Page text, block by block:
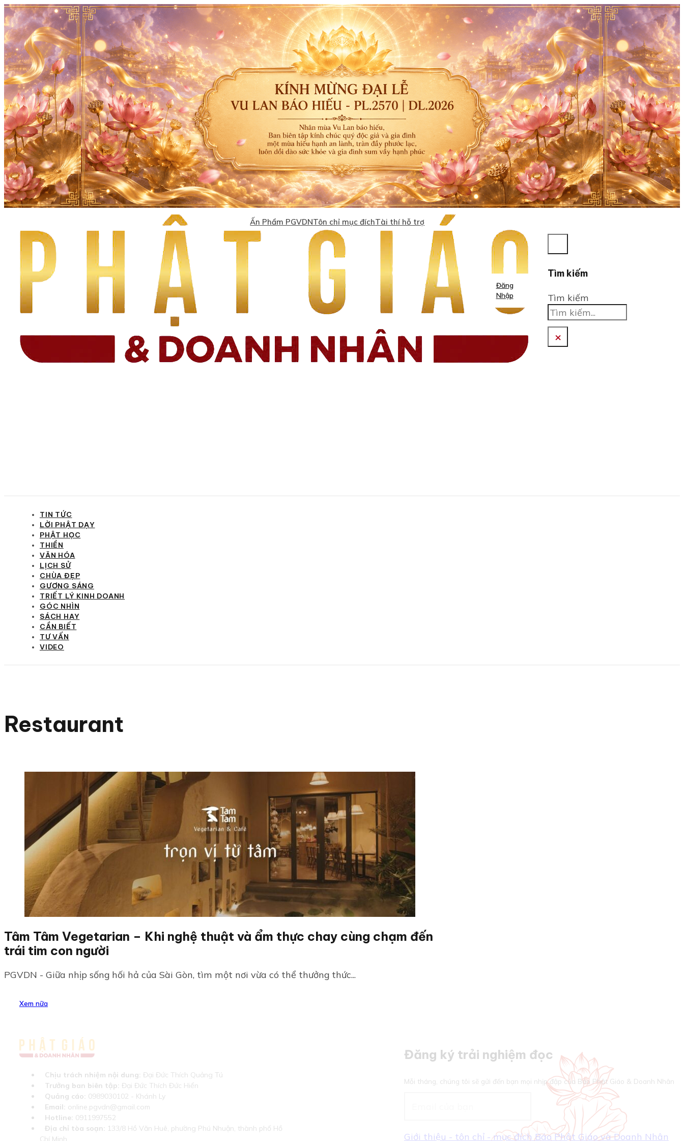
Ấn Phẩm PGVDNTôn chỉ mục đíchTài thí hỗ trợ
Đăng
Nhập
Tìm kiếm
Tìm kiếm
×
TIN TỨC
LỜI PHẬT DẠY
PHẬT HỌC
THIỀN
VĂN HÓA
LỊCH SỬ
CHÙA ĐẸP
GƯƠNG SÁNG
TRIẾT LÝ KINH DOANH
GÓC NHÌN
SÁCH HAY
CẦN BIẾT
TƯ VẤN
VIDEO
Restaurant
Tâm Tâm Vegetarian – Khi nghệ thuật và ẩm thực chay cùng chạm đến
trái tim con người
PGVDN - Giữa nhịp sống hối hả của Sài Gòn, tìm một nơi vừa có thể thưởng thức...
Xem nữa
Chịu trách nhiệm nội dung: Đại Đức Thích Quảng Tú
Trưởng ban biên tập: Đại Đức Thích Đức Hiển
Quảng cáo: 0989030102 - Khánh Ly
Email: online.pgvdn@gmail.com
Hotline: 0911997552
Địa chỉ tòa soạn: 133/8 Hồ Văn Huê, phường Phú Nhuận, thành phố Hồ
Chí Minh
Đăng ký trải nghiệm đọc
Mỗi tháng, chúng tôi sẽ gửi đến bạn mọi nhịp đập của Báo Phật Giáo & Doanh Nhân
Giới thiệu - tôn chỉ - mục đích Báo Phật Giáo và Doanh Nhân